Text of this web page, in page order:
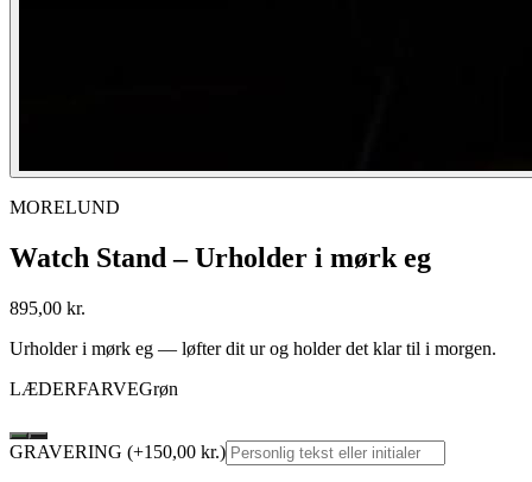
MORELUND
Watch Stand – Urholder i mørk eg
895,00 kr.
Urholder i mørk eg — løfter dit ur og holder det klar til i morgen.
LÆDERFARVEGrøn
GRAVERING (+150,00 kr.)